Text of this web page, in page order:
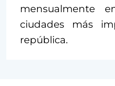
mensualmente
ciudades más
república.